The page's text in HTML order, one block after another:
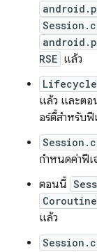
RSE แล้ว
แล้ว และตอ
อร์ตี้สำหรับฟี
กำหนดค่าฟีเ
ตอนนี้
แล้ว